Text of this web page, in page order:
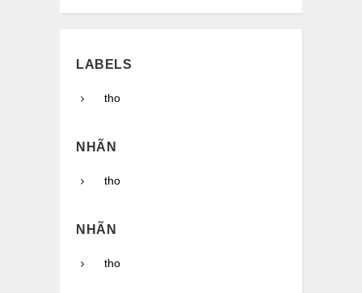
LABELS
tho
NHÃN
tho
NHÃN
tho